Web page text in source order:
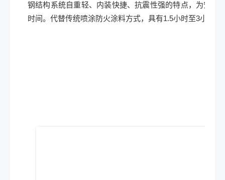
钢结构系统自重轻、内装快捷、抗震性强的特点，为安全
时间。代替传统喷涂防火涂料方式，具有1.5小时至3小时多